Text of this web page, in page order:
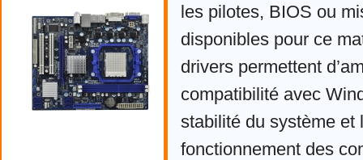
les pilotes, BIOS ou
disponibles pour ce
drivers permettent
compatibilité avec
stabilité du système et
fonctionnement des